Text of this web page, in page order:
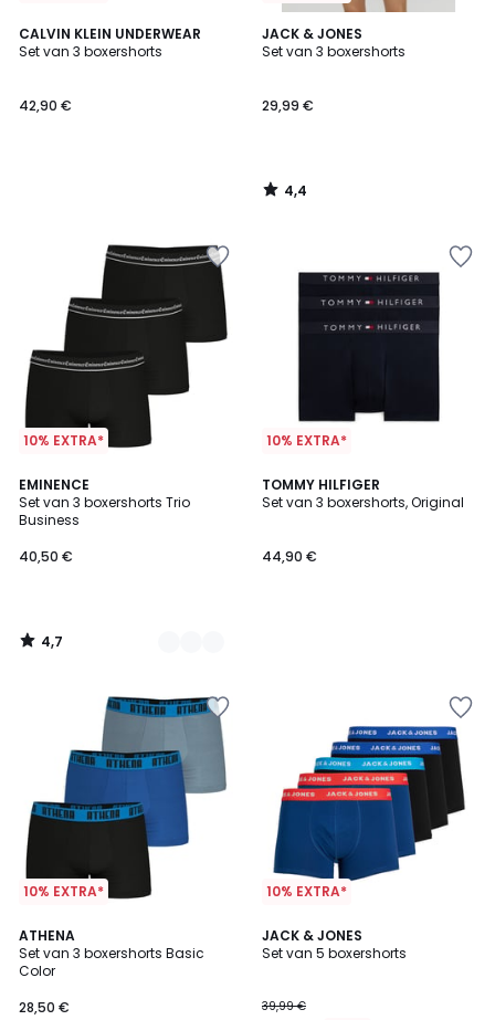
CALVIN KLEIN UNDERWEAR
Set van 3 boxershorts
42,90 €
JACK & JONES
Set van 3 boxershorts
29,99 €
4,4
/ 5
4,4
/
10% EXTRA*
EMINENCE
Set van 3 boxershorts Trio
Business
40,50 €
4,7
/ 5
2
Kleuren
4,7
/
10% EXTRA*
TOMMY HILFIGER
Set van 3 boxershorts, Original
44,90 €
10% EXTRA*
ATHENA
Set van 3 boxershorts Basic
Color
28,50 €
4,6
/ 5
3
Kleuren
10% EXTRA*
JACK & JONES
Set van 5 boxershorts
39,99 €
4,6
/ 5